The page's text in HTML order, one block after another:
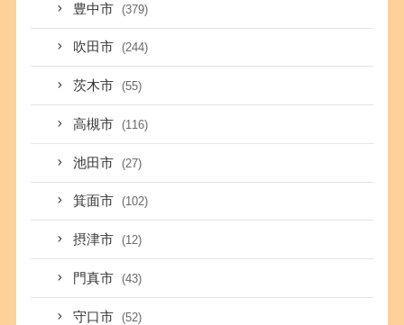
豊中市 (379)
吹田市 (244)
茨木市 (55)
高槻市 (116)
池田市 (27)
箕面市 (102)
摂津市 (12)
門真市 (43)
守口市 (52)